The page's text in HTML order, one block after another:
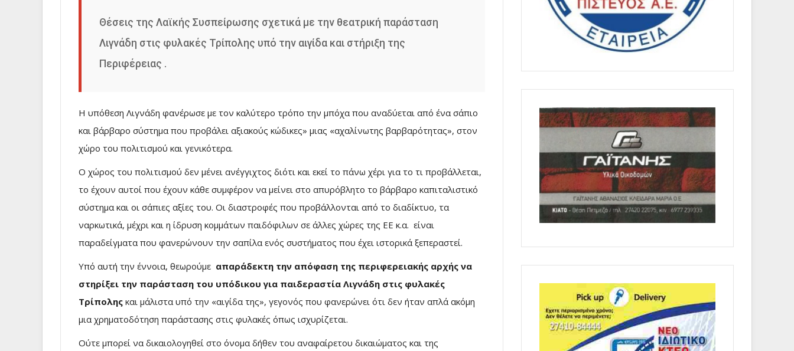
Θέσεις της Λαϊκής Συσπείρωσης σχετικά με την θεατρική παράσταση
Λιγνάδη στις φυλακές Τρίπολης υπό την αιγίδα και στήριξη της
Περιφέρειας .
Η υπόθεση Λιγνάδη φανέρωσε με τον καλύτερο τρόπο την μπόχα που αναδύεται από ένα σάπιο
και βάρβαρο σύστημα που προβάλει αξιακούς κώδικες» μιας «αχαλίνωτης βαρβαρότητας», στον
χώρο του πολιτισμού και γενικότερα.
Ο χώρος του πολιτισμού δεν μένει ανέγγιχτος διότι και εκεί το πάνω χέρι για το τι προβάλλεται,
το έχουν αυτοί που έχουν κάθε συμφέρον να μείνει στο απυρόβλητο το βάρβαρο καπιταλιστικό
σύστημα και οι σάπιες αξίες του. Οι διαστροφές που προβάλλονται από το διαδίκτυο, τα
ναρκωτικά, μέχρι και η ίδρυση κομμάτων παιδόφιλων σε άλλες χώρες της ΕΕ κ.α. είναι
παραδείγματα που φανερώνουν την σαπίλα ενός συστήματος που έχει ιστορικά ξεπεραστεί.
Υπό αυτή την έννοια, θεωρούμε απαράδεκτη την απόφαση της περιφερειακής αρχής να
στηρίξει την παράσταση του υπόδικου για παιδεραστία Λιγνάδη στις φυλακές
Τρίπολης και μάλιστα υπό την «αιγίδα της», γεγονός που φανερώνει ότι δεν ήταν απλά ακόμη
μια χρηματοδότηση παράστασης στις φυλακές όπως ισχυρίζεται.
Ούτε μπορεί να δικαιολογηθεί στο όνομα δήθεν του αναφαίρετου δικαιώματος και της